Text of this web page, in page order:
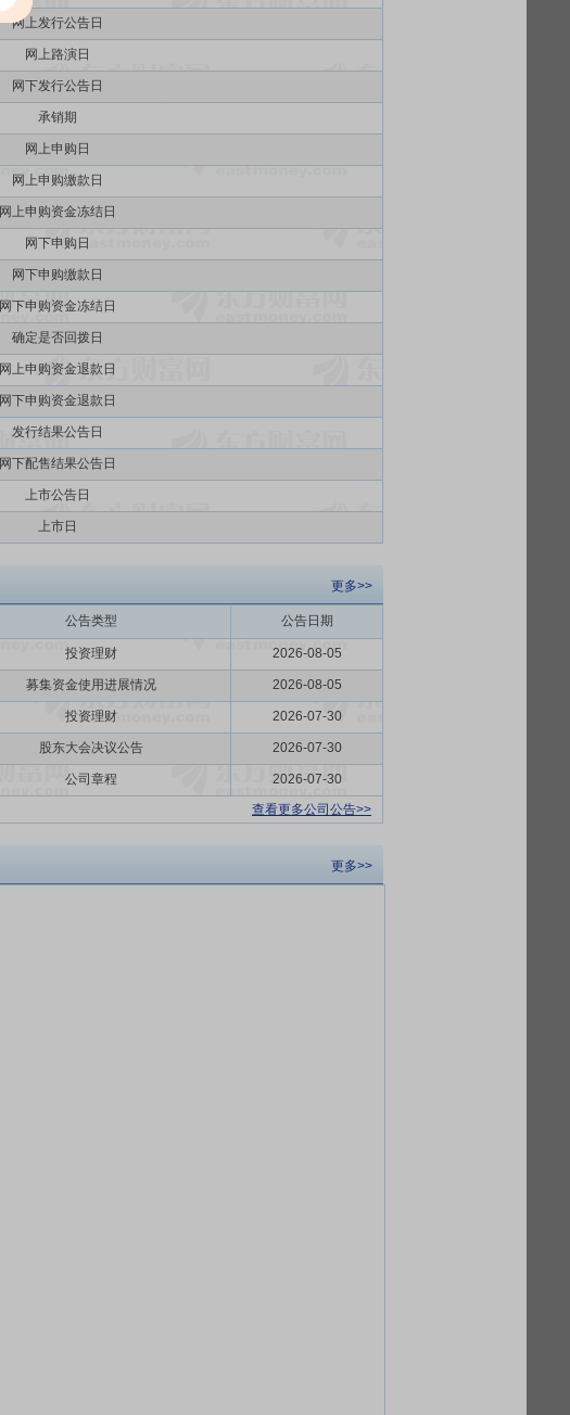
网上发行公告日
网上路演日
网下发行公告日
承销期
网上申购日
网上申购缴款日
网上申购资金冻结日
网下申购日
网下申购缴款日
网下申购资金冻结日
确定是否回拨日
网上申购资金退款日
网下申购资金退款日
发行结果公告日
网下配售结果公告日
上市公告日
上市日
更多>>
公告类型 公告日期
投资理财 2026-08-05
募集资金使用进展情况 2026-08-05
投资理财 2026-07-30
股东大会决议公告 2026-07-30
公司章程
2026-07-30
查看更多公司公告>>
更多>>